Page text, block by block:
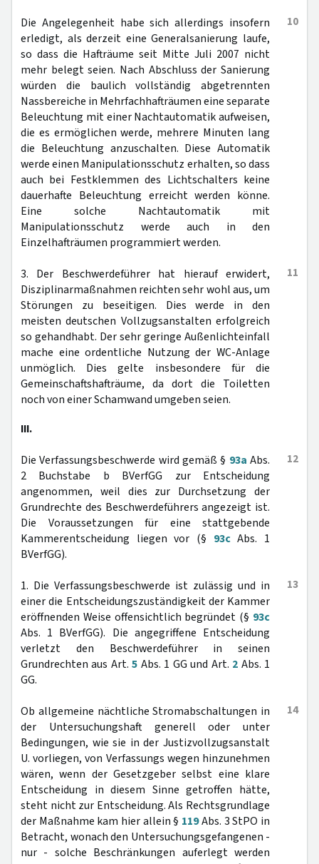
10
Die Angelegenheit habe sich allerdings insofern
erledigt, als derzeit eine Generalsanierung laufe,
so dass die Hafträume seit Mitte Juli 2007 nicht
mehr belegt seien. Nach Abschluss der Sanierung
würden die baulich vollständig abgetrennten
Nassbereiche in Mehrfachhafträumen eine separate
Beleuchtung mit einer Nachtautomatik aufweisen,
die es ermöglichen werde, mehrere Minuten lang
die Beleuchtung anzuschalten. Diese Automatik
werde einen Manipulationsschutz erhalten, so dass
auch bei Festklemmen des Lichtschalters keine
dauerhafte Beleuchtung erreicht werden könne.
Eine solche Nachtautomatik mit
Manipulationsschutz werde auch in den
Einzelhafträumen programmiert werden.
11
3. Der Beschwerdeführer hat hierauf erwidert,
Disziplinarmaßnahmen reichten sehr wohl aus, um
Störungen zu beseitigen. Dies werde in den
meisten deutschen Vollzugsanstalten erfolgreich
so gehandhabt. Der sehr geringe Außenlichteinfall
mache eine ordentliche Nutzung der WC-Anlage
unmöglich. Dies gelte insbesondere für die
Gemeinschaftshafträume, da dort die Toiletten
noch von einer Schamwand umgeben seien.
III.
12
Die Verfassungsbeschwerde wird gemäß § 93a Abs.
2 Buchstabe b BVerfGG zur Entscheidung
angenommen, weil dies zur Durchsetzung der
Grundrechte des Beschwerdeführers angezeigt ist.
Die Voraussetzungen für eine stattgebende
Kammerentscheidung liegen vor (§ 93cAbs. 1
BVerfGG).
13
1. Die Verfassungsbeschwerde ist zulässig und in
einer die Entscheidungszuständigkeit der Kammer
eröffnenden Weise offensichtlich begründet (§ 93c
Abs. 1 BVerfGG). Die angegriffene Entscheidung
verletzt den Beschwerdeführer in seinen
Grundrechten aus Art.5 Abs. 1 GG und Art. 2 Abs. 1
GG.
14
Ob allgemeine nächtliche Stromabschaltungen in
der Untersuchungshaft generell oder unter
Bedingungen, wie sie in der Justizvollzugsanstalt
U. vorliegen, von Verfassungs wegen hinzunehmen
wären, wenn der Gesetzgeber selbst eine klare
Entscheidung in diesem Sinne getroffen hätte,
steht nicht zur Entscheidung. Als Rechtsgrundlage
der Maßnahme kam hier allein § 119Abs. 3 StPO in
Betracht, wonach den Untersuchungsgefangenen -
nur - solche Beschränkungen auferlegt werden